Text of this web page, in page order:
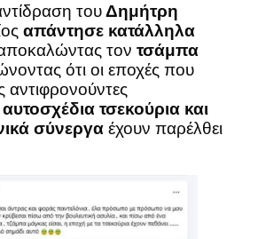
τουΔημήτρη
απάντησε κατάλληλα
τον τσάμπα
ότι οι εποχές που
αντιφρονούντες
τσεκούρια και
σύνεργα έχουν παρέλθει